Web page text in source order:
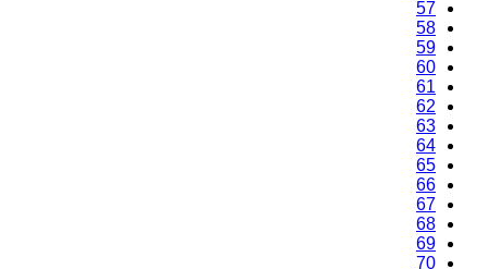
57
58
59
60
61
62
63
64
65
66
67
68
69
70